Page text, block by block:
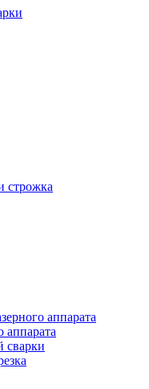
строжка
аппарата
аппарата
сварки